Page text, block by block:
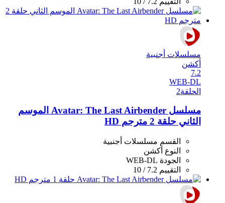
مسلسلات أجنبية
أكشن
7.2
WEB-DL
الحلقة2
مسلسل Avatar: The Last Airbender الموسم
الثاني حلقة 2 مترجم HD
القسم مسلسلات أجنبية
النوع أكشن
الجودة WEB-DL
التقييم 7.2 / 10